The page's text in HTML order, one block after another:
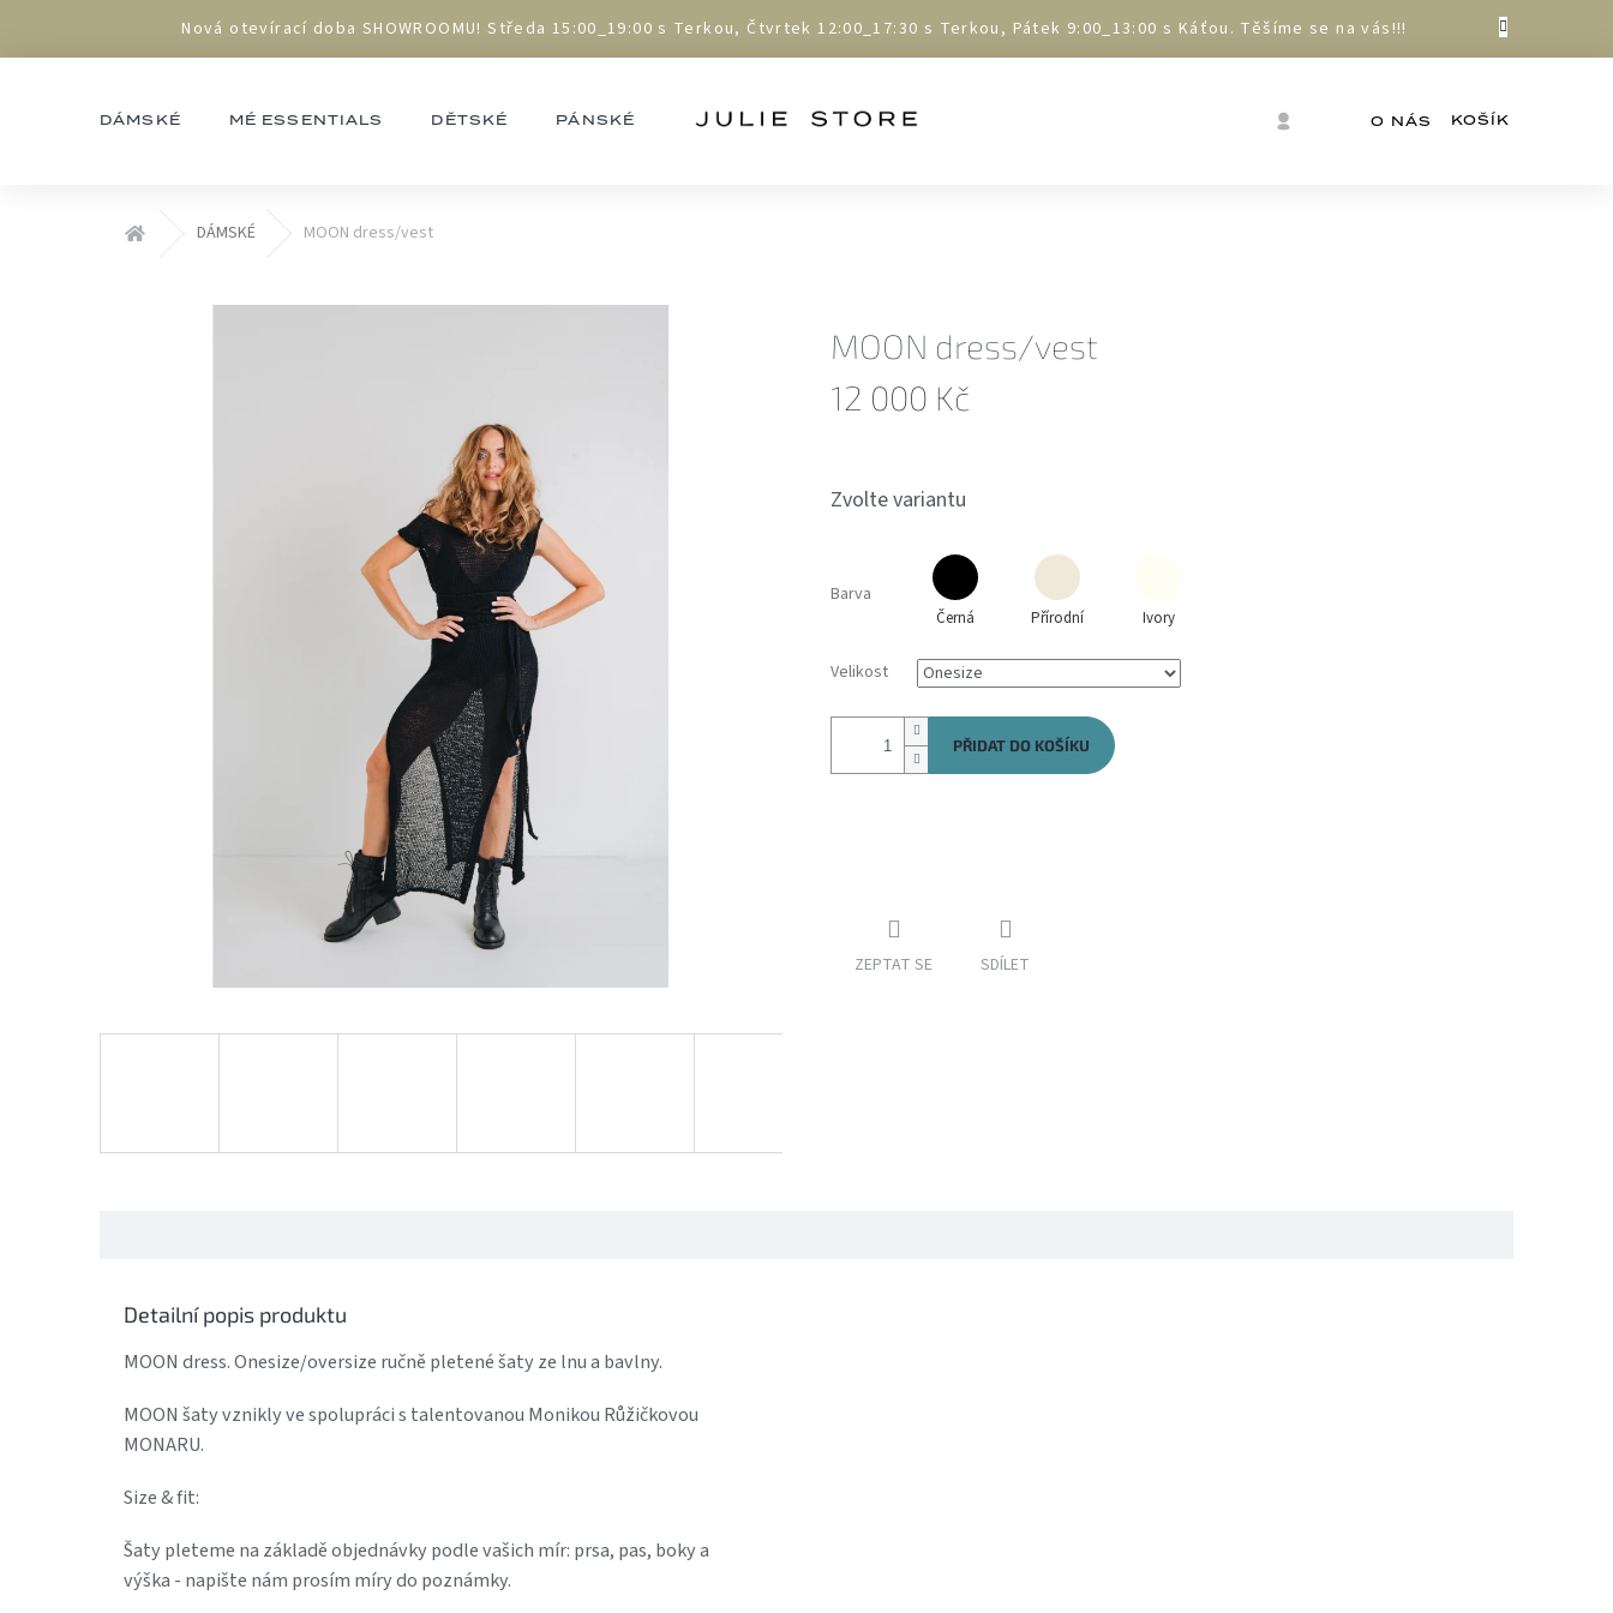
obsah
Nová otevírací doba SHOWROOMU! Středa 15:00_19:00 s Terkou, Čtvrtek 12:00_17:30 s Terkou, Pátek 9:00_13:00 s Káťou. Těšíme se na vás!!!
Nákupní
O NÁS
DÁMSKÉ MÉ ESSENTIALS DĚTSKÉ PÁNSKÉ
Domů DÁMSKÉ MOON dress/vest
MOON dress/vest
12 000 Kč
Zvolte variantu
Barva
Černá Přírodní Ivory
Velikost
PŘIDAT DO KOŠÍKU
ZEPTAT SE SDÍLET
Detailní popis produktu
MOON dress. Onesize/oversize ručně pletené šaty ze lnu a bavlny.
MOON šaty vznikly ve spolupráci s talentovanou Monikou Růžičkovou
MONARU.
Size & fit:
Šaty pleteme na základě objednávky podle vašich mír: prsa, pas, boky a
výška - napište nám prosím míry do poznámky.